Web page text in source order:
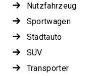
Nutzfahrzeug
Sportwagen
Stadtauto
SUV
Transporter